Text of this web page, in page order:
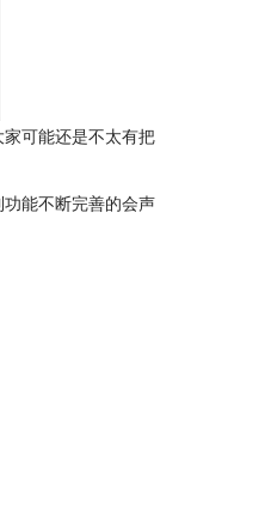
可能还是不太有把
能不断完善的会声